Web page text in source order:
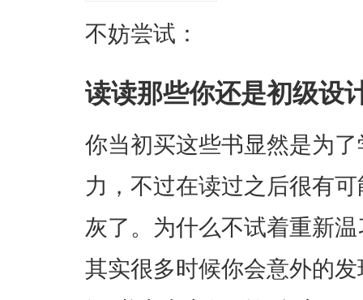
不妨尝试：
读读那些你还是初级设
你当初买这些书显然是为
力，不过在读过之后很有
灰了。为什么不试着重新
其实很多时候你会意外的